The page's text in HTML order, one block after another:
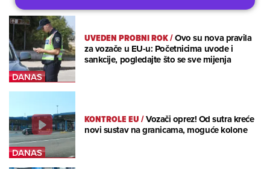
UVEDEN PROBNI ROK/Ovo su nova pravila
za vozače u EU-u: Početnicima uvode i
sankcije, pogledajte što se sve mijenja
KONTROLE EU/Vozači oprez! Od sutra kreće
novi sustav na granicama, moguće kolone